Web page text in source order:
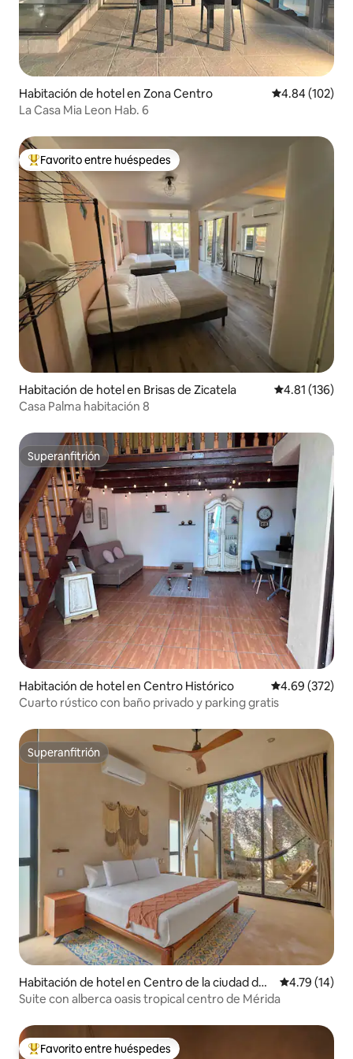
Habitación de hotel en Zona Centro Calificación
4.84 (102)
La Casa Mia Leon Hab. 6
Favorito entre huéspedes preferido
Favorito entre huéspedes
Habitación de hotel en Brisas de Zicatela Calificación
4.81 (136)
Casa Palma habitación 8
Superanfitrión
Superanfitrión
Habitación de hotel en Centro Histórico Calificación
4.69 (372)
Cuarto rústico con baño privado y parking gratis
Superanfitrión
Superanfitrión
Habitación de hotel en Centro de la ciudad de
Mérida
Calificación
4.79 (14)
Suite con alberca oasis tropical centro de Mérida
Favorito entre huéspedes preferido
Favorito entre huéspedes